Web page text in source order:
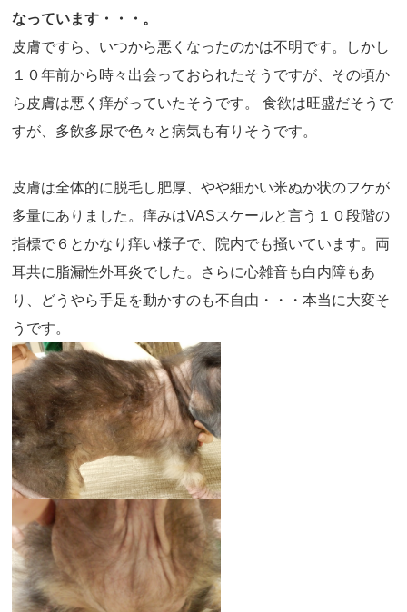
なっています・・・。
皮膚ですら、いつから悪くなったのかは不明です。しかし
１０年前から時々出会っておられたそうですが、その頃か
ら皮膚は悪く痒がっていたそうです。 食欲は旺盛だそうで
すが、多飲多尿で色々と病気も有りそうです。
皮膚は全体的に脱毛し肥厚、やや細かい米ぬか状のフケが
多量にありました。痒みはVASスケールと言う１０段階の
指標で６とかなり痒い様子で、院内でも掻いています。両
耳共に脂漏性外耳炎でした。さらに心雑音も白内障もあ
り、どうやら手足を動かすのも不自由・・・本当に大変そ
うです。